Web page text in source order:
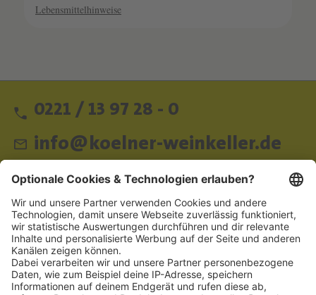
Lebensmittelhinweise
0221 / 13 97 28 - 0
info@koelner-weinkeller.de
Schnellzugriff
ZAHLUNGSMETHODEN
SOCIAL